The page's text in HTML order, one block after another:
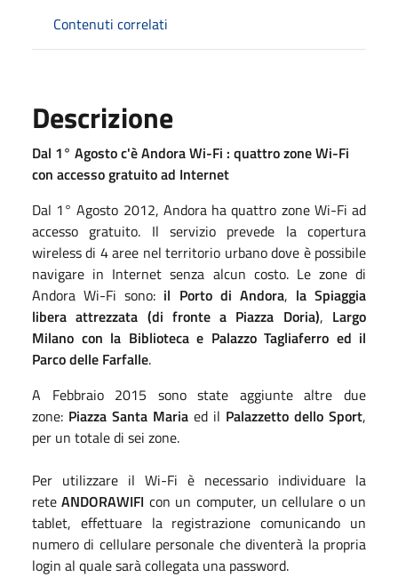
Contenuti correlati
Descrizione
Dal 1° Agosto c'è Andora Wi-Fi : quattro zone Wi-Fi
con accesso gratuito ad Internet
Dal 1° Agosto 2012, Andora ha quattro zone Wi-Fi ad
accesso gratuito. Il servizio prevede la copertura
wireless di 4 aree nel territorio urbano dove è possibile
navigare in Internet senza alcun costo. Le zone di
Andora Wi-Fi sono: il Porto di Andora, la Spiaggia
libera attrezzata (di fronte a Piazza Doria), Largo
Milano con la Biblioteca e Palazzo Tagliaferro ed il
Parco delle Farfalle.
A Febbraio 2015 sono state aggiunte altre due
zone: Piazza Santa Maria ed il Palazzetto dello Sport,
per un totale di sei zone.
Per utilizzare il Wi-Fi è necessario individuare la
reteANDORAWIFI con un computer, un cellulare o un
tablet, effettuare la registrazione comunicando un
numero di cellulare personale che diventerà la propria
login al quale sarà collegata una password.